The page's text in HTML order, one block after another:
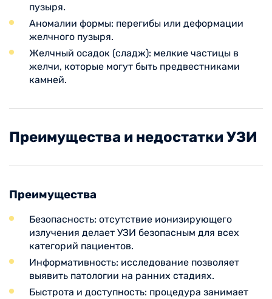
пузыря.
Аномалии формы: перегибы или деформации
желчного пузыря.
Желчный осадок (сладж): мелкие частицы в
желчи, которые могут быть предвестниками
камней.
Преимущества и недостатки УЗИ
Преимущества
Безопасность: отсутствие ионизирующего
излучения делает УЗИ безопасным для всех
категорий пациентов.
Информативность: исследование позволяет
выявить патологии на ранних стадиях.
Быстрота и доступность: процедура занимает